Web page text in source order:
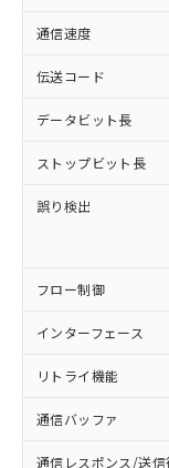
通信速度
伝送コード
データビット長
ストップビット長
誤り検出
フロー制御
インターフェース
リトライ機能
通信バッファ
通信レスポンス/送信
既に当社
している
り、2022